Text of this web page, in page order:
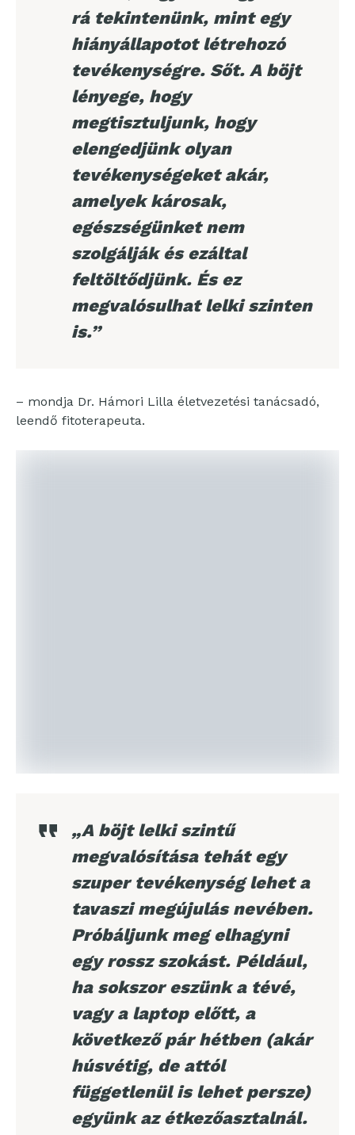
rá tekintenünk, mint egy
hiányállapotot létrehozó
tevékenységre. Sőt. A böjt
lényege, hogy
megtisztuljunk, hogy
elengedjünk olyan
tevékenységeket akár,
amelyek károsak,
egészségünket nem
szolgálják és ezáltal
feltöltődjünk. És ez
megvalósulhat lelki szinten
is.”
– mondja Dr. Hámori Lilla életvezetési tanácsadó,
leendő fitoterapeuta.
„A böjt lelki szintű
megvalósítása tehát egy
szuper tevékenység lehet a
tavaszi megújulás nevében.
Próbáljunk meg elhagyni
egy rossz szokást. Például,
ha sokszor eszünk a tévé,
vagy a laptop előtt, a
következő pár hétben (akár
húsvétig, de attól
függetlenül is lehet persze)
együnk az étkezőasztalnál.